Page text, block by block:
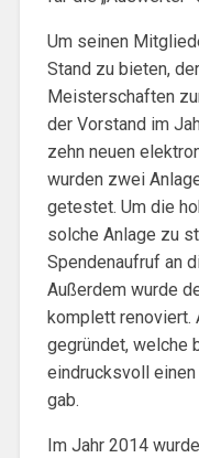
Um seinen
Stand zu bieten,
Meisterschaften
der Vorstand im
zehn neuen
wurden zwei
getestet. Um die
solche Anlage zu
Spendenaufruf an
Außerdem wurde
komplett renoviert.
gegründet, welche
eindrucksvoll
gab.
Im Jahr 2014